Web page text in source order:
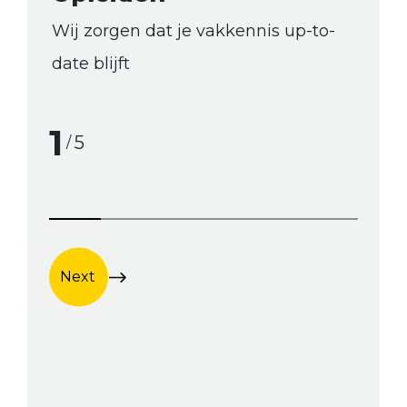
Wij zorgen dat je vakkennis up-to-
date blijft
1 / 5
Next